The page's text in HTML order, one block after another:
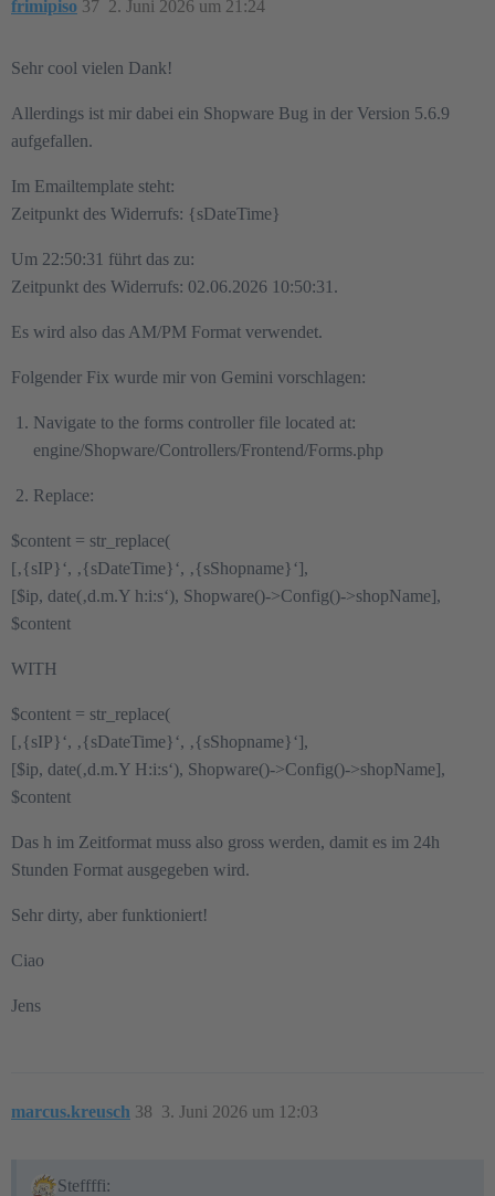
frimipiso 2. Juni 2026 um 21:24
37
Sehr cool vielen Dank!
Allerdings ist mir dabei ein Shopware Bug in der Version 5.6.9
aufgefallen.
Im Emailtemplate steht:
Zeitpunkt des Widerrufs: {sDateTime}
Um 22:50:31 führt das zu:
Zeitpunkt des Widerrufs: 02.06.2026 10:50:31.
Es wird also das AM/PM Format verwendet.
Folgender Fix wurde mir von Gemini vorschlagen:
Navigate to the forms controller file located at:
engine/Shopware/Controllers/Frontend/Forms.php
Replace:
$content = str_replace(
[‚{sIP}‘, ‚{sDateTime}‘, ‚{sShopname}‘],
[$ip, date(‚d.m.Y h:i:s‘), Shopware()->Config()->shopName],
$content
WITH
$content = str_replace(
[‚{sIP}‘, ‚{sDateTime}‘, ‚{sShopname}‘],
[$ip, date(‚d.m.Y H:i:s‘), Shopware()->Config()->shopName],
$content
Das h im Zeitformat muss also gross werden, damit es im 24h
Stunden Format ausgegeben wird.
Sehr dirty, aber funktioniert!
Ciao
Jens
marcus.kreusch 3. Juni 2026 um 12:03
38
Steffffi: